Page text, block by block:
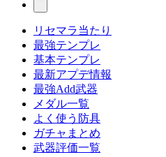
リセマラ当たり
最強テンプレ
基本テンプレ
最新アプデ情報
最強Add武器
メダル一覧
よく使う防具
ガチャまとめ
武器評価一覧